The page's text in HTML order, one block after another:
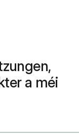
a méi